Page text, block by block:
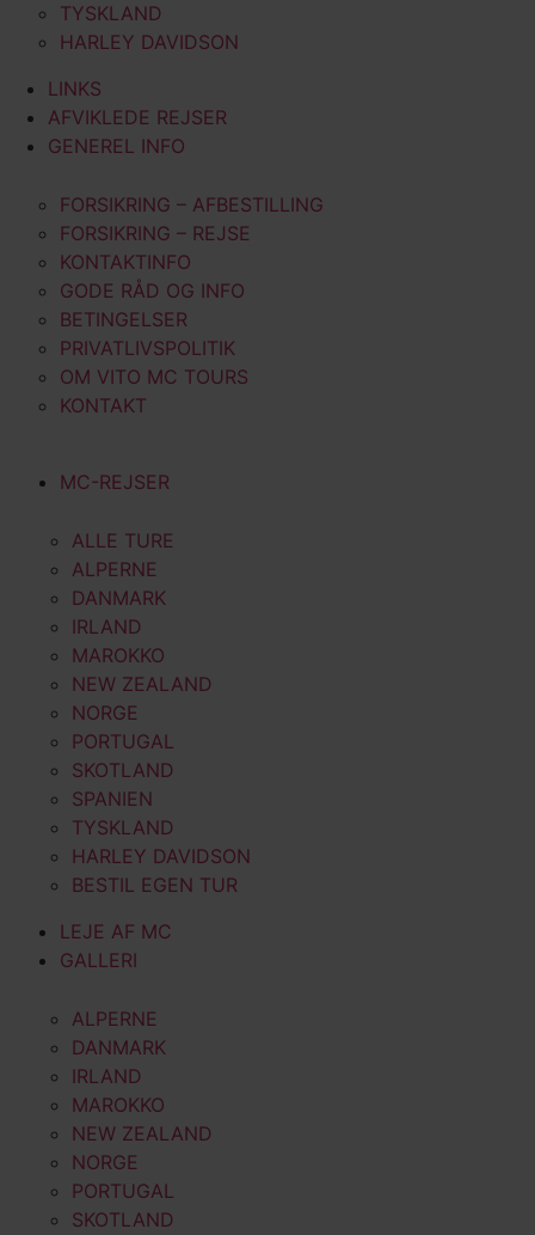
TYSKLAND
HARLEY DAVIDSON
LINKS
AFVIKLEDE REJSER
GENEREL INFO
FORSIKRING – AFBESTILLING
FORSIKRING – REJSE
KONTAKTINFO
GODE RÅD OG INFO
BETINGELSER
PRIVATLIVSPOLITIK
OM VITO MC TOURS
KONTAKT
MC-REJSER
ALLE TURE
ALPERNE
DANMARK
IRLAND
MAROKKO
NEW ZEALAND
NORGE
PORTUGAL
SKOTLAND
SPANIEN
TYSKLAND
HARLEY DAVIDSON
BESTIL EGEN TUR
LEJE AF MC
GALLERI
ALPERNE
DANMARK
IRLAND
MAROKKO
NEW ZEALAND
NORGE
PORTUGAL
SKOTLAND